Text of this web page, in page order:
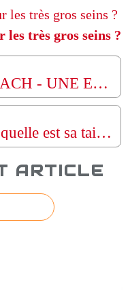
les très gros seins ?
BULGARIE SUNNY BEACH - UNE ESCAPADE EUROPÉENNE SURPENDANTEMENT ÉCLARÉE
quelqu'un peut-il me dire quelle est sa taille? suis un gars 5'6. et a le béguin sérieux sur elle. mais sa taille me bouleverse toujours
ARTICLE